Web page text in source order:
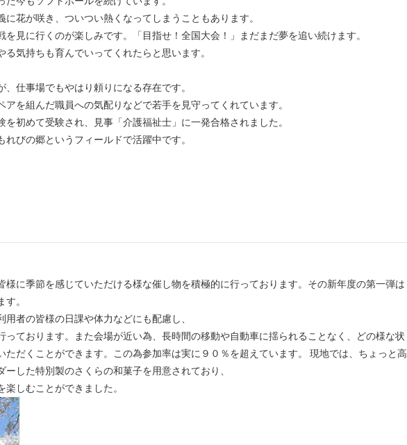
花が咲き、ついつい熱くなってしまうこともあります。
を見に行くのが楽しみです。「目指せ！全国大会！」まだまだ夢を追い続けます。
る気持ちも育んでいってくれたらと思います。
仕事場でもやはり頼りになる存在です。
アを組んだ職員への気配りなどで若手を見守ってくれています。
を初めて受験され、見事「介護福祉士」に一発合格されました。
びの郷というフィールドで活躍中です。
様に季節を感じていただける様な催し物を積極的に行っております。その新年度の第一弾は
。
者の皆様の日課や体力などにも配慮し、
っております。また会場が近い為、長時間の移動や自動車に揺られることなく、どの様な状
ただくことができます。この為参加率は実に９０％を超えています。 現地では、ちょっと高
した特別製のさくらの和菓子を用意されており、
しむことができました。